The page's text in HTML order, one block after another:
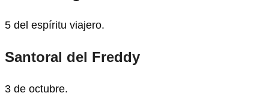
5 del espíritu viajero.
Santoral del Freddy
3 de octubre.